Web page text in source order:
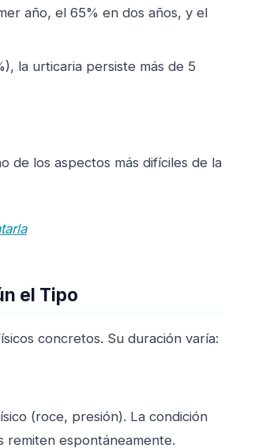
año, el 65% en dos años, y el
la urticaria persiste más de 5
de los aspectos más difíciles de la
el Tipo
concretos. Su duración varía:
(roce, presión). La condición
remiten espontáneamente.